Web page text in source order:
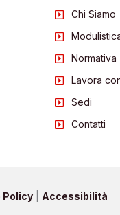
Chi Siamo
Normativa
Lavora
Sedi
Contatti
Policy| Accessibilità